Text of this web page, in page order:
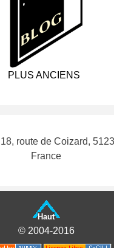
PLUS ANCIENS
 18, route de Coizard,
France
Haut
© 2004-2016